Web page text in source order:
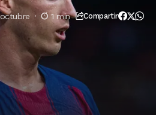
1 min Compartir